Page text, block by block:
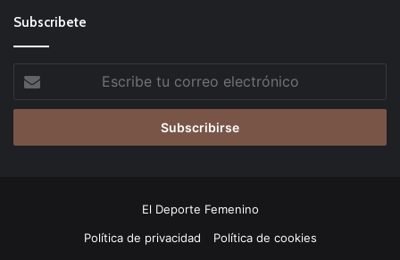
Subscribete
tu
correo
El Deporte Femenino
Política de privacidad
Política de cookies